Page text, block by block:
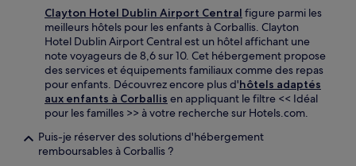
Clayton Hotel Dublin Airport Central figure parmi les
meilleurs hôtels pour les enfants à Corballis. Clayton
Hotel Dublin Airport Central est un hôtel affichant une
note voyageurs de 8,6 sur 10. Cet hébergement propose
des services et équipements familiaux comme des repas
pour enfants. Découvrez encore plus d'hôtels adaptés
aux enfants à Corballis en appliquant le filtre << Idéal
pour les familles >> à votre recherche sur Hotels.com.
Puis-je réserver des solutions d'hébergement
remboursables à Corballis ?